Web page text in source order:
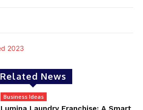
Related News
Business Ideas